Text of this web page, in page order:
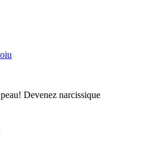
Devenez narcissique